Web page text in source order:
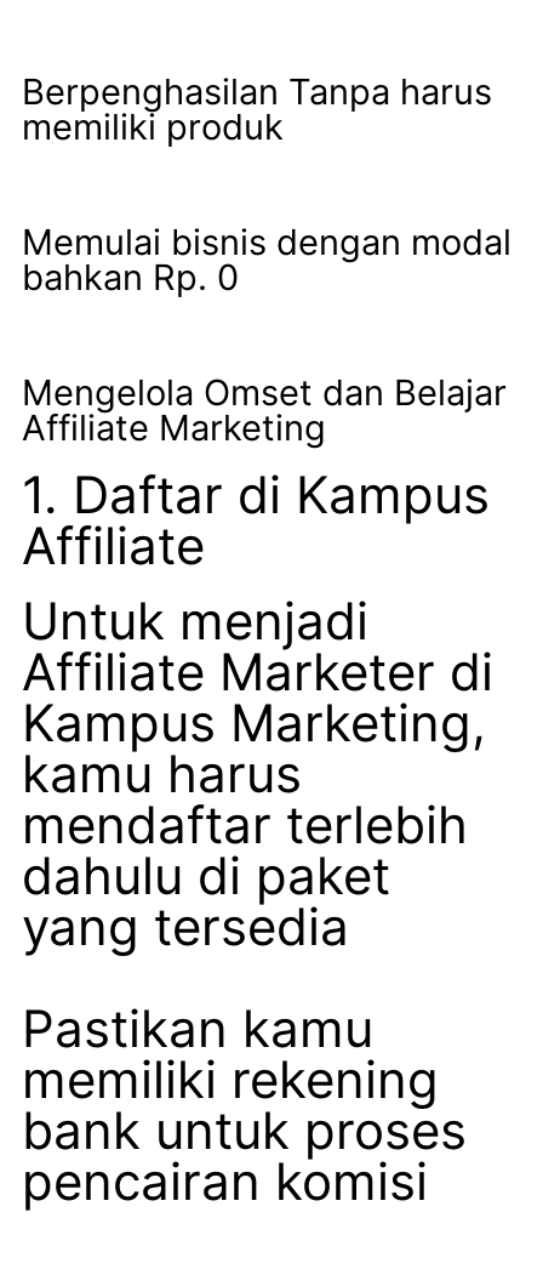
Berpenghasilan Tanpa harus
memiliki produk
Memulai bisnis dengan modal
bahkan Rp. 0
Mengelola Omset dan Belajar
Affiliate Marketing
1. Daftar di Kampus
Affiliate
Untuk menjadi
Affiliate Marketer di
Kampus Marketing,
kamu harus
mendaftar terlebih
dahulu di paket
yang tersedia
Pastikan kamu
memiliki rekening
bank untuk proses
pencairan komisi